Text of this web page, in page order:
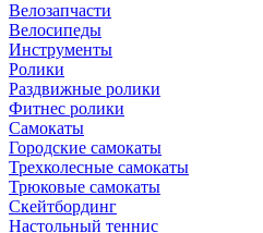
Велозапчасти
Велосипеды
Инструменты
Ролики
Раздвижные ролики
Фитнес ролики
Самокаты
Городские самокаты
Трехколесные самокаты
Трюковые самокаты
Скейтбординг
Настольный теннис